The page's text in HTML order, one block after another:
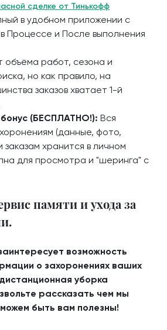
сделке от Тинькофф
в удобном приложении с
Процессе и После выполнения
объёма работ, сезона и
но как правило, на
заказов хватает 1-й
(БЕСПЛАТНО!): Вся
(данные, фото,
заказам хранится в личном
для просмотра и "шеринга" с
памяти и ухода за
возможность
о захоронениях ваших
уборка
рассказать чем мы
быть вам полезны!